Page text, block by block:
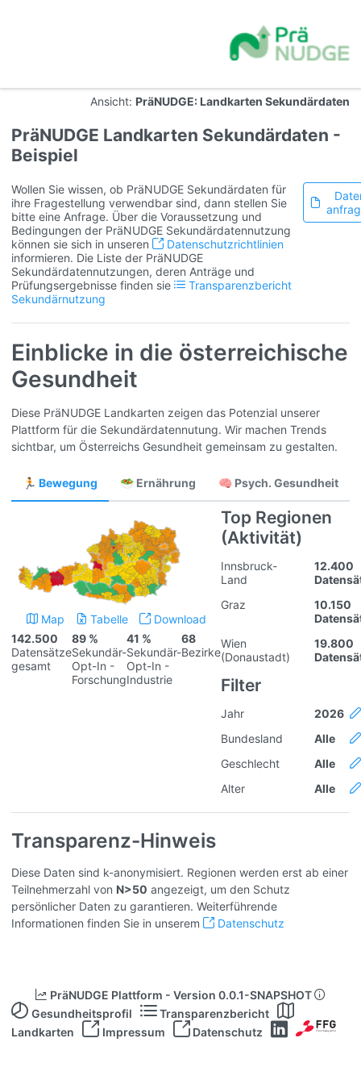
Ansicht: PräNUDGE: Landkarten Sekundärdaten
PräNUDGE Landkarten Sekundärdaten -
Beispiel
Wollen Sie wissen, ob PräNUDGE Sekundärdaten für
ihre Fragestellung verwendbar sind, dann stellen Sie
bitte eine Anfrage. Über die Voraussetzung und
Bedingungen der PräNUDGE Sekundärdatennutzung
können sie sich in unseren
Datenschutzrichtlinien
informieren. Die Liste der PräNUDGE
Sekundärdatennutzungen, deren Anträge und
Prüfungsergebnisse finden sie
Transparenzbericht
Sekundärnutzung
Einblicke in die österreichische
Gesundheit
Diese PräNUDGE Landkarten zeigen das Potenzial unserer
Plattform für die Sekundärdatennutung. Wir machen Trends
sichtbar, um Österreichs Gesundheit gemeinsam zu gestalten.
🏃 Bewegung 🥗 Ernährung 🧠 Psych. Gesundheit
Map Tabelle
Download
142.500
Datensätze
gesamt
89 %
Sekundär-
Opt-In -
Forschung
41 %
Sekundär-
Opt-In -
Industrie
68
Bezirke
Top Regionen
(Aktivität)
Innsbruck-
Land
12.400
Graz
10.150
Wien
(Donaustadt)
19.800
Filter
Jahr
2026
Bundesland
Alle
Geschlecht
Alle
Alter
Alle
Transparenz-Hinweis
Diese Daten sind k-anonymisiert. Regionen werden erst ab einer
Teilnehmerzahl von N>50 angezeigt, um den Schutz
persönlicher Daten zu garantieren. Weiterführende
Informationen finden Sie in unserem
Datenschutz
PräNUDGE Plattform - Version 0.0.1-SNAPSHOT
Gesundheitsprofil
Transparenzbericht
Landkarten
Impressum Datenschutz